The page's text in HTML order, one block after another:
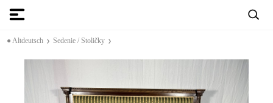
● Altdeutsch Sedenie / Stoličky